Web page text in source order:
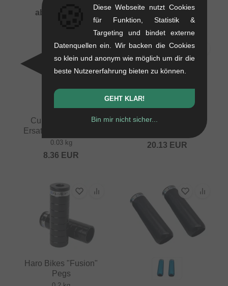
ab
Cult "Butter" Peg
Ersatzhülse (Sleeve)
0.03 kg
8.36 EUR
Vocal Pegs - Black
20.13 EUR
Haro Bikes "Fusion"
Pegs
Diese Webseite nutzt Cookies
für Funktion, Statistik &
Targeting und bindet externe
Datenquellen ein. Wir backen die Cookies
so klein und anonym wie möglich um dir die
beste Nutzererfahrung bieten zu können.
GEHT KLAR!
Bin mir nicht sicher...